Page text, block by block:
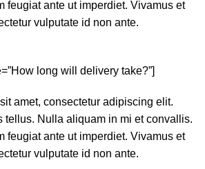
feugiat ante ut imperdiet. Vivamus et
vulputate id non ante.
long will delivery take?”]
amet, consectetur adipiscing elit.
tellus. Nulla aliquam in mi et convallis.
feugiat ante ut imperdiet. Vivamus et
vulputate id non ante.